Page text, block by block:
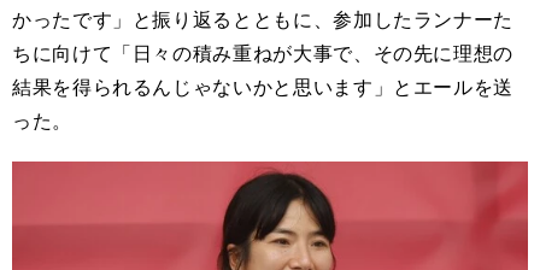
かったです」と振り返るとともに、参加したランナーた
ちに向けて「日々の積み重ねが大事で、その先に理想の
結果を得られるんじゃないかと思います」とエールを送
った。